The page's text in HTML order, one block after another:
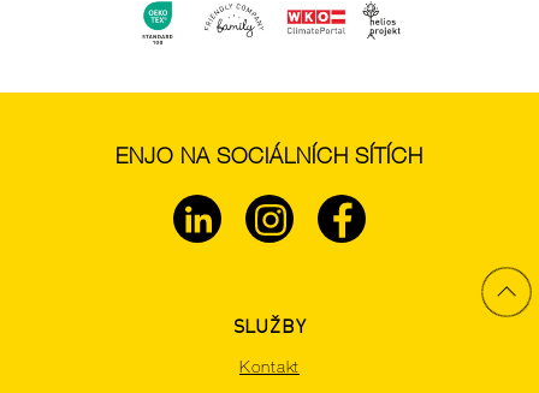
ENJO NA SOCIÁLNÍCH SÍTÍCH
SLUŽBY
Kontakt